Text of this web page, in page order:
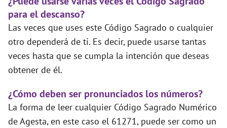
para el descanso?
Las veces que uses este Código Sagrado o cualquier
otro dependerá de ti. Es decir, puede usarse tantas
veces hasta que se cumpla la intención que deseas
obtener de él.
¿Cómo deben ser pronunciados los números?
La forma de leer cualquier Código Sagrado Numérico
de Agesta, en este caso el 61271, puede ser como un